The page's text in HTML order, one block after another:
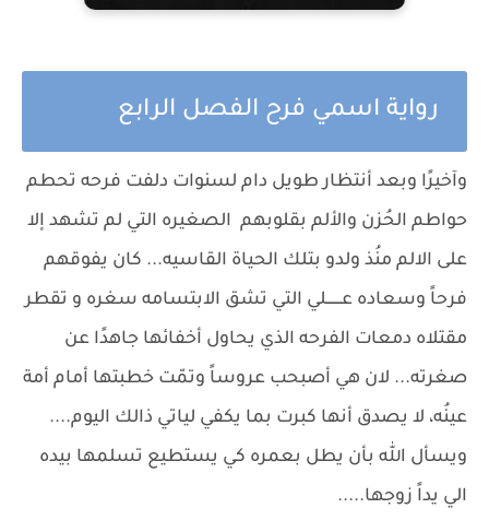
رواية اسمي فرح الفصل الرابع
وآخيرًا وبعد أنتظار طويل دام لسنوات دلفت فرحه تحطم
حواطم الحُزن والألم بقلوبهم الصغيره التي لم تشهد إلا
على الالم منُذ ولدو بتلك الحياة القاسيه... كان يفوقهم
فرحاً وسعاده عـــــــلي التي تشق الابتسامه سغره و تقطر
مقتلاه دمعات الفرحه الذي يحاول أخفائها جاهدًا عن
صغرته... لان هي أصبحب عروساً وتمّت خطبتها أمام أمة
عينُه، لا يصدق أنها كبرت بما يكفي لياتي ذالك اليوم....
ويسأل الله بأن يطل بعمره كي يستطيع تسلمها بيده
الي يداً زوجها.....